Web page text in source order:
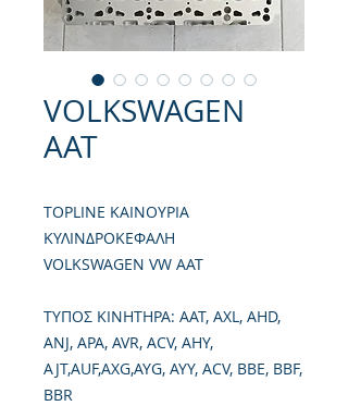
VOLKSWAGEN
AAT
TOPLINE ΚΑΙΝΟΥΡΙΑ
ΚΥΛΙΝΔΡΟΚΕΦΑΛΗ
VOLKSWAGEN VW AAT
TΥΠΟΣ ΚΙΝΗΤΗΡΑ: AAT, AXL, AHD,
ANJ, APA, AVR, ACV, AHY,
AJT,AUF,AXG,AYG, AYY, ACV, BBE, BBF,
BBR